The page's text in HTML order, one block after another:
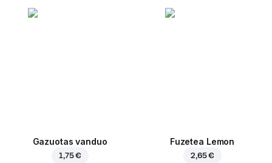
Gazuotas vanduo
1,75 €
Fuzetea Lemon
2,65 €